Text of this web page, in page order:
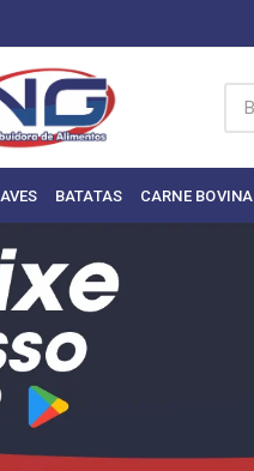
AVES BATATAS CARNE BOVINA